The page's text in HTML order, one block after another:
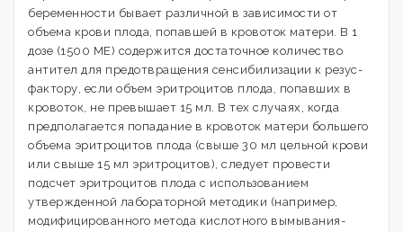
беременности бывает различной в зависимости от
объема крови плода, попавшей в кровоток матери. В 1
дозе (1500 МЕ) содержится достаточное количество
антител для предотвращения сенсибилизации к резус-
фактору, если объем эритроцитов плода, попавших в
кровоток, не превышает 15 мл. В тех случаях, когда
предполагается попадание в кровоток матери большего
объема эритроцитов плода (свыше 30 мл цельной крови
или свыше 15 мл эритроцитов), следует провести
подсчет эритроцитов плода с использованием
утвержденной лабораторной методики (например,
модифицированного метода кислотного вымывания-